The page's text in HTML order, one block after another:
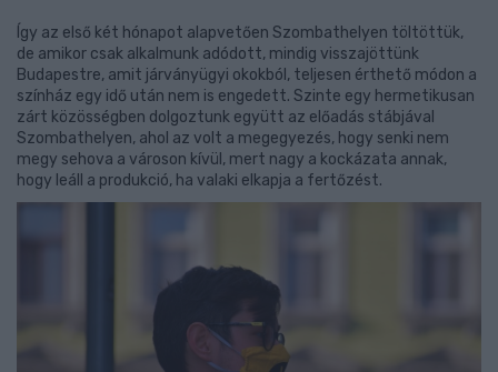
Így az első két hónapot alapvetően Szombathelyen töltöttük,
de amikor csak alkalmunk adódott, mindig visszajöttünk
Budapestre, amit járványügyi okokból, teljesen érthető módon a
színház egy idő után nem is engedett. Szinte egy hermetikusan
zárt közösségben dolgoztunk együtt az előadás stábjával
Szombathelyen, ahol az volt a megegyezés, hogy senki nem
megy sehova a városon kívül, mert nagy a kockázata annak,
hogy leáll a produkció, ha valaki elkapja a fertőzést.